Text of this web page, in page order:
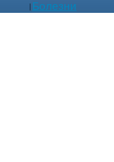
| Болезни